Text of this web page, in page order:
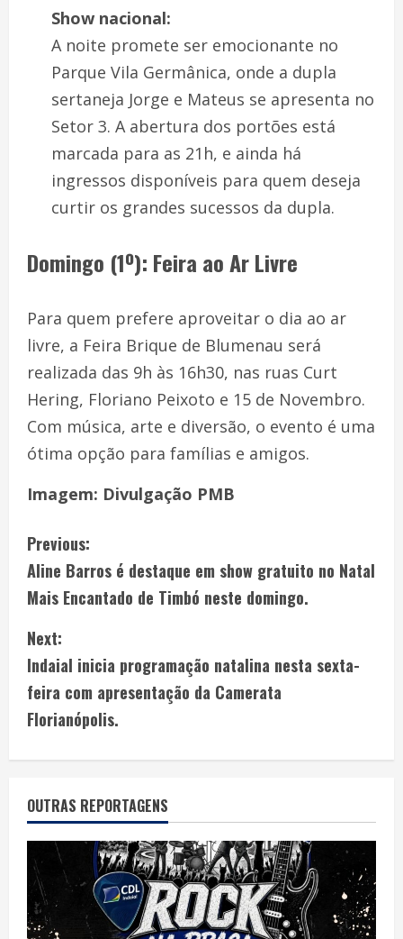
Show nacional:
A noite promete ser emocionante no
Parque Vila Germânica, onde a dupla
sertaneja Jorge e Mateus se apresenta no
Setor 3. A abertura dos portões está
marcada para as 21h, e ainda há
ingressos disponíveis para quem deseja
curtir os grandes sucessos da dupla.
Domingo (1º): Feira ao Ar Livre
Para quem prefere aproveitar o dia ao ar
livre, a Feira Brique de Blumenau será
realizada das 9h às 16h30, nas ruas Curt
Hering, Floriano Peixoto e 15 de Novembro.
Com música, arte e diversão, o evento é uma
ótima opção para famílias e amigos.
Imagem: Divulgação PMB
Previous:
Aline Barros é destaque em show gratuito no Natal
Mais Encantado de Timbó neste domingo.
Next:
Indaial inicia programação natalina nesta sexta-
feira com apresentação da Camerata
Florianópolis.
OUTRAS REPORTAGENS